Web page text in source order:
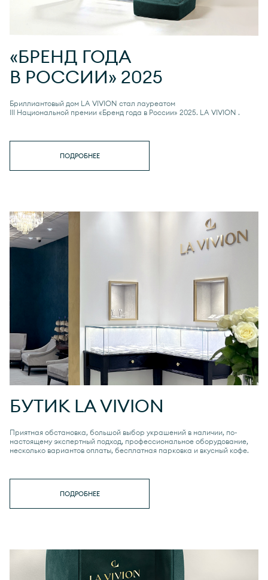
«БРЕНД ГОДА
В РОССИИ» 2025
Бриллиантовый дом LA VIVION стал лауреатом
III Национальной премии «Бренд года в России» 2025. LA VIVION .
ПОДРОБНЕЕ
БУТИК LA VIVION
Приятная обстановка, большой выбор украшений в наличии, по-
настоящему экспертный подход, профессиональное оборудование,
несколько вариантов оплаты, бесплатная парковка и вкусный кофе.
ПОДРОБНЕЕ